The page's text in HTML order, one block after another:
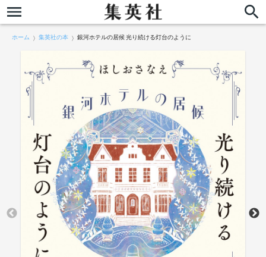
ホーム 集英社の本 銀河ホテルの居候 光り続ける灯台のように